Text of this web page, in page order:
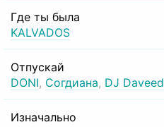
Где ты была
KALVADOS
Отпускай
DONI, Согдиана, DJ Daveed
Изначально